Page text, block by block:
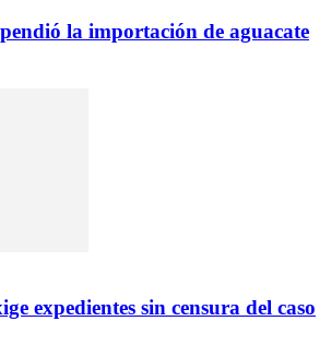
la importación de aguacate
expedientes sin censura del caso